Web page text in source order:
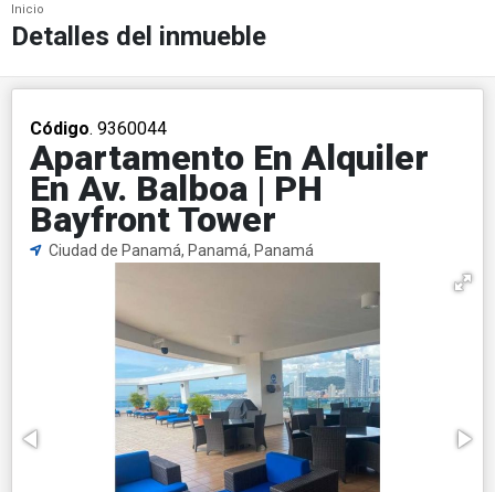
Inicio
Detalles del inmueble
Código. 9360044
Apartamento En Alquiler
En Av. Balboa | PH
Bayfront Tower
Ciudad de Panamá, Panamá, Panamá